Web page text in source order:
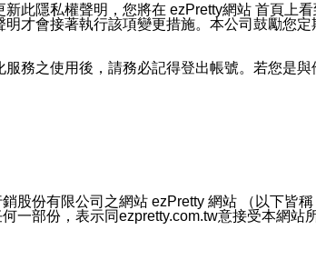
此隱私權聲明，您將在 ezPretty網站 首頁上
才會接著執行該項變更措施。本公司鼓勵您
務之使用後，請務必記得登出帳號。若您是
仍可接收到通知型訊息。
息皆不會被傳送。滿足以下三個條件者，將可
份有限公司之網站 ezPretty 網站 （以下皆
部份，表示同ezpretty.com.tw意接受本網站